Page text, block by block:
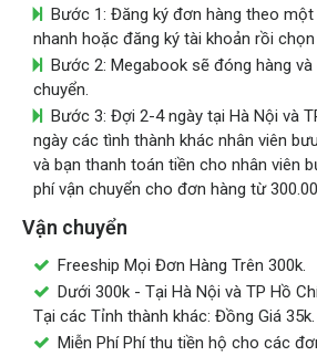
Bước 1: Đăng ký đơn hàng theo
nhanh hoặc đăng ký tài khoản rồi
Bước 2: Megabook sẽ đóng hàng
chuyển.
Bước 3: Đợi 2-4 ngày tại Hà Nội và
ngày các tình thành khác nhân viên
và bạn thanh toán tiền cho nhân viên
phí vận chuyển cho đơn hàng từ
Vận chuyển
Freeship Mọi Đơn Hàng Trên 300k.
Dưới 300k - Tại Hà Nội và TP Hồ
Tại các Tỉnh thành khác: Đồng Giá 35k.
Miễn Phí Phí thu tiền hộ cho các